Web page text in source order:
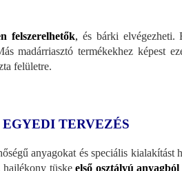
felszerelhetők, és bárki elvégezheti.
madárriasztó termékekhez képest
felületre.
TERVEZÉS
anyagokat és speciális kialakítást
hajlékony tüske első osztályú